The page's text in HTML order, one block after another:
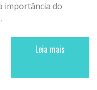
importância do
Leia mais